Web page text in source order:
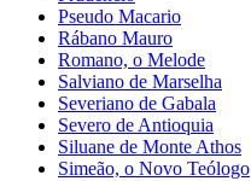
Pseudo Macario
Rábano Mauro
Romano, o Melode
Salviano de Marselha
Severiano de Gabala
Severo de Antioquia
Siluane de Monte Athos
Simeão, o Novo Teólogo